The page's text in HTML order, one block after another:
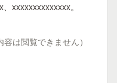
xxxxxxxxxxxxxx。
は閲覧できません）